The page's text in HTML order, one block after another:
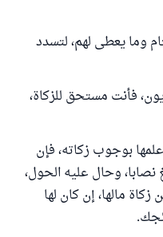
وما يعطى لهم، لتسدد
فأنت مستحق للزكاة،
بوجوب زكاته، فإن
نصابا، وحال عليه الحول،
مالها، إن كان لها